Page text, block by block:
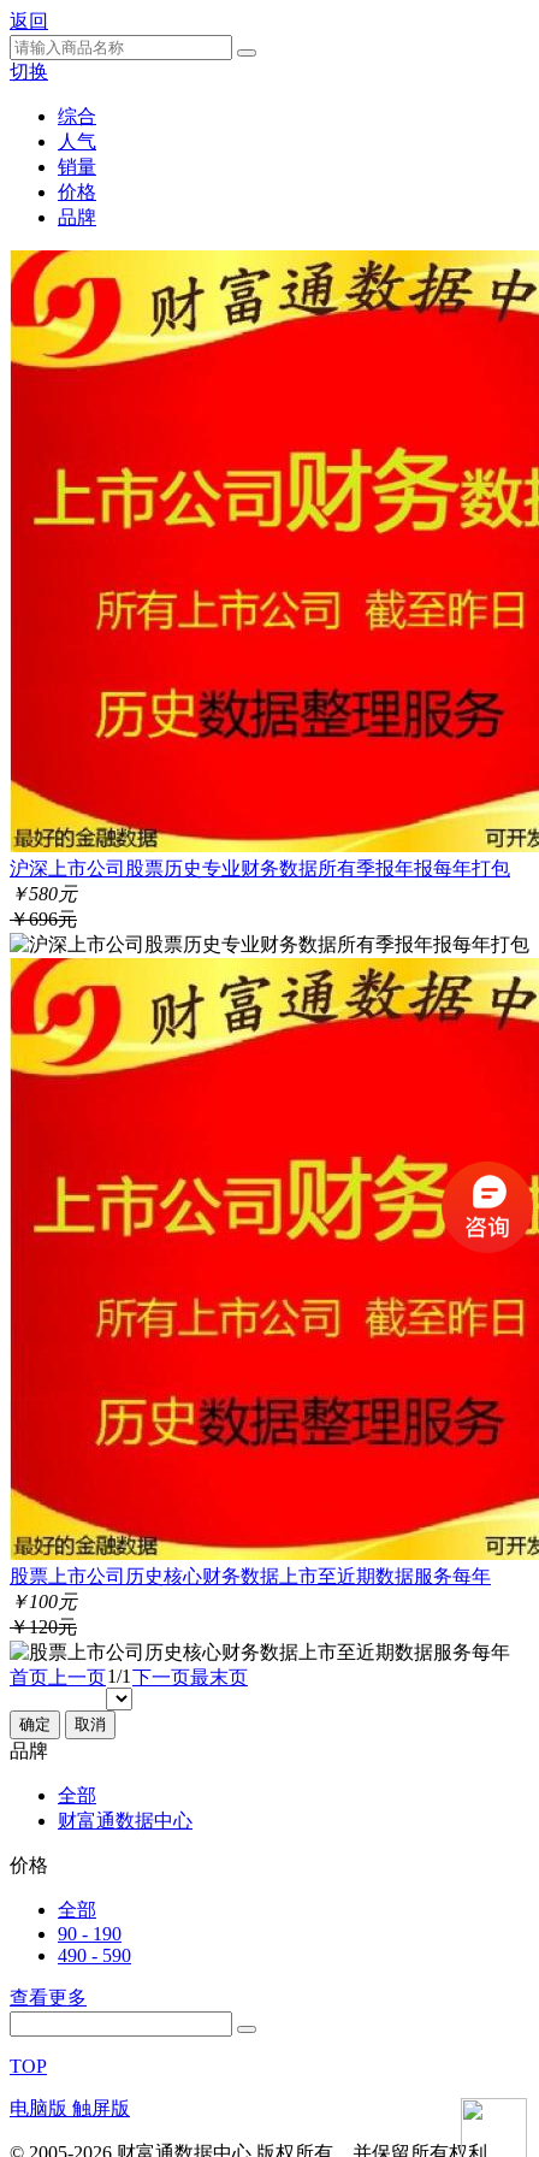
返回
切换
综合
人气
销量
价格
品牌
沪深上市公司股票历史专业财务数据所有季报年报每年打包
￥580元
￥696元
股票上市公司历史核心财务数据上市至近期数据服务每年
￥100元
￥120元
首页 上一页1/1 下一页最末页
确定 取消
品牌
全部
财富通数据中心
价格
全部
90 - 190
490 - 590
查看更多
TOP
电脑版 触屏版
© 2005-2026 财富通数据中心 版权所有，并保留所有权利。